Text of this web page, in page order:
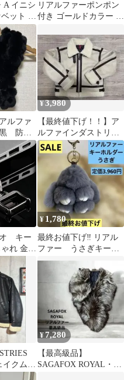
A イニシ
ット フ
ールド
リアルファーポンポン
付き ゴールドカラー ネ
ァーイヤリング
ルファ
黒 防
¥3,980
【最終値下げ！！】ア
ルファインダストリー
ズ B-3 フェイクムート
ンジャケット
オ キー
れ 金属
¥ 1,780
最終お値下げ‼️ リアル
ファー うさぎキーホ
ルダー 新品 定価 3.960
クムー
M
¥7,280
【最高級品】
SAGAFOX ROYAL・リ